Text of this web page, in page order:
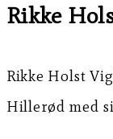
Rikke
Rikke Holst
Hillerød med